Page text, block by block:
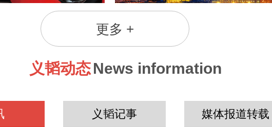
更多 +
义韬动态News information
义韬记事 媒体报道转载